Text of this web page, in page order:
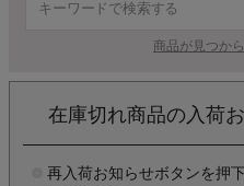
商品が見つか
在庫切れ商品の入荷
再入荷お知らせボタンを押